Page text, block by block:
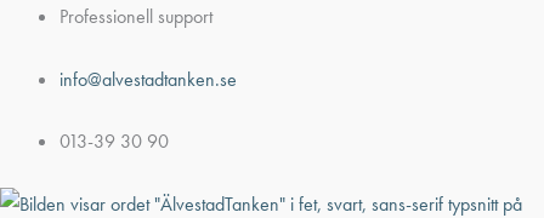
Hoppa
innehåll
Professionell support
info@alvestadtanken.se
013-39 30 90